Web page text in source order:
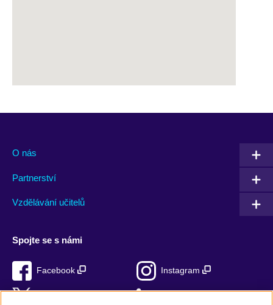
O nás
Partnerství
Vzdělávání učitelů
Spojte se s námi
Facebook Instagram